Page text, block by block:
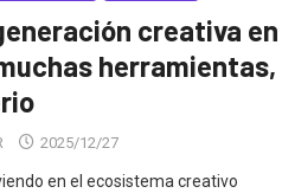
creativa en
herramientas,
2025/12/27
en el ecosistema creativo